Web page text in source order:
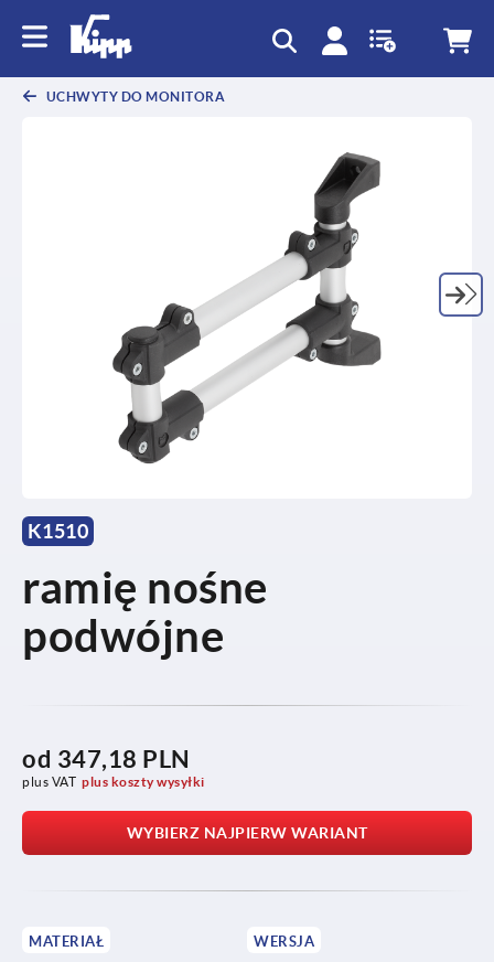
UCHWYTY DO MONITORA
K1510
ramię nośne
podwójne
od 347,18 PLN
plus VAT plus koszty wysyłki
WYBIERZ NAJPIERW WARIANT
MATERIAŁ WERSJA